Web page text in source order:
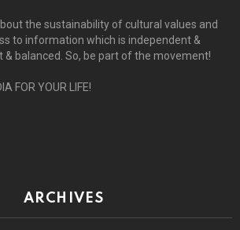
the sustainability of cultural values and
to information which is independent &
balanced. So, be part of the movement!
FOR YOUR LIFE!
ARCHIVES